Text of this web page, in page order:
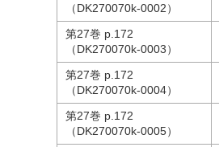
（DK270070k-0002）
第27巻 p.172
（DK270070k-0003）
第27巻 p.172
（DK270070k-0004）
第27巻 p.172
（DK270070k-0005）